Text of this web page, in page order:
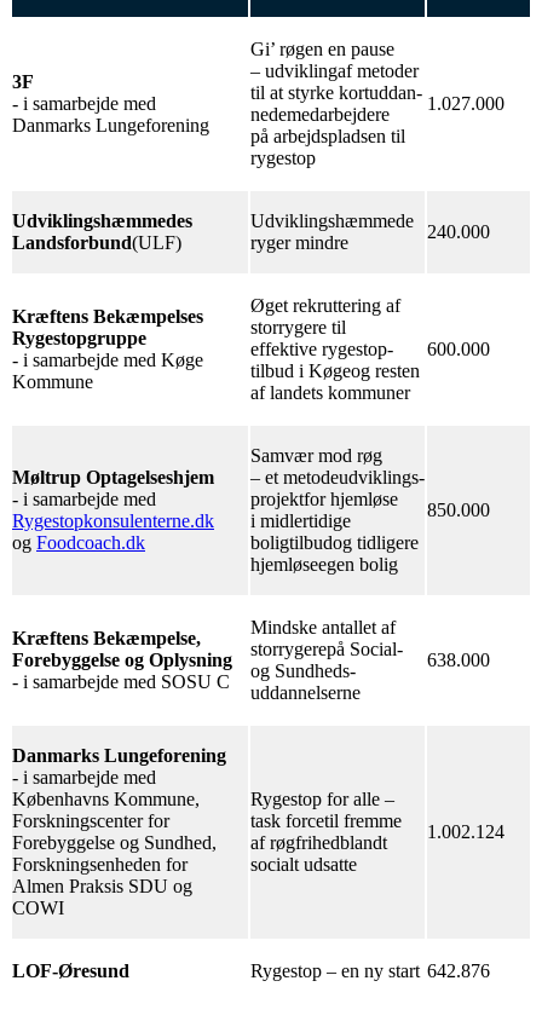
3F
- i samarbejde med
Danmarks Lungeforening
Gi’ røgen en pause
– udviklingaf metoder
til at styrke kortuddan-
nedemedarbejdere
på arbejdspladsen til
rygestop
1.027.000
Udviklingshæmmedes
Landsforbund(ULF)
Udviklingshæmmede
ryger mindre
240.000
Kræftens Bekæmpelses
Rygestopgruppe
- i samarbejde med Køge
Kommune
Øget rekruttering af
storrygere til
effektive rygestop-
tilbud i Køgeog resten
af landets kommuner
600.000
Møltrup Optagelseshjem
- i samarbejde med
Rygestopkonsulenterne.dk
og Foodcoach.dk
Samvær mod røg
– et metodeudviklings-
projektfor hjemløse
i midlertidige
boligtilbudog tidligere
hjemløseegen bolig
850.000
Kræftens Bekæmpelse,
Forebyggelse og Oplysning
- i samarbejde med SOSU C
Mindske antallet af
storrygerepå Social-
og Sundheds-
uddannelserne
638.000
Danmarks Lungeforening
- i samarbejde med
Københavns Kommune,
Forskningscenter for
Forebyggelse og Sundhed,
Forskningsenheden for
Almen Praksis SDU og
COWI
Rygestop for alle –
task forcetil fremme
af røgfrihedblandt
socialt udsatte
1.002.124
LOF-Øresund Rygestop – en ny start 642.876